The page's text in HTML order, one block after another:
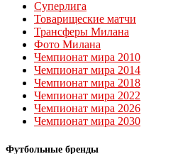
Суперлига
Товарищеские матчи
Трансферы Милана
Фото Милана
Чемпионат мира 2010
Чемпионат мира 2014
Чемпионат мира 2018
Чемпионат мира 2022
Чемпионат мира 2026
Чемпионат мира 2030
Футбольные бренды